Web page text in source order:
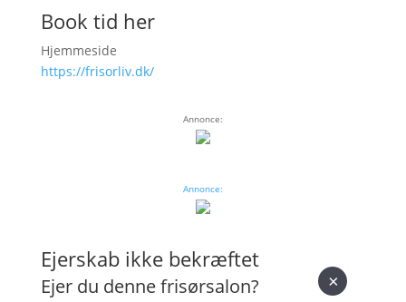
Book tid her
Hjemmeside
https://frisorliv.dk/
Annonce:
Annonce:
Ejerskab ikke bekræftet
Ejer du denne frisørsalon? ×